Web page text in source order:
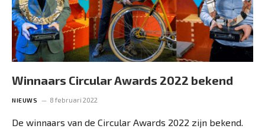
Winnaars Circular Awards 2022 bekend
NIEUWS 8 februari 2022
De winnaars van de Circular Awards 2022 zijn bekend.